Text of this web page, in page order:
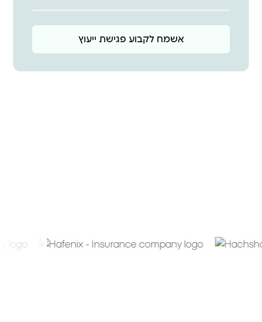
אשמח לקבוע פגישת ייעוץ